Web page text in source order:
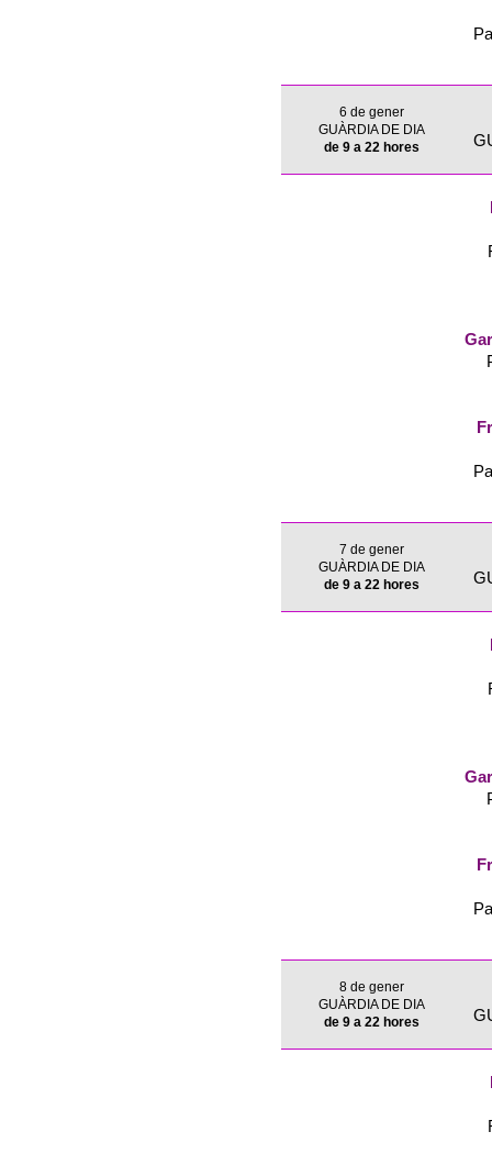
6 de gener
GUÀRDIA DE DIA
de 9 a 22 hores
7 de gener
GUÀRDIA DE DIA
de 9 a 22 hores
8 de gener
GUÀRDIA DE DIA
de 9 a 22 hores